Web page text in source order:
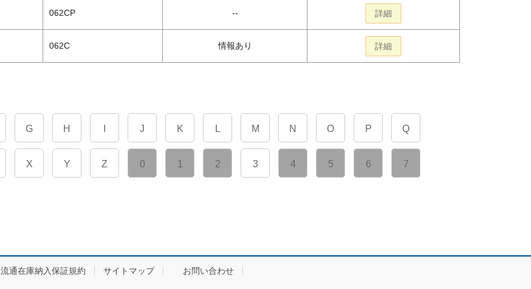
062CP -- 詳細
062C 情報あり 詳細
G H J K L M N O P Q
X Y Z 0 1 2 3 4 5 6 7
流通在庫納入保証規約 サイトマップ お問い合わせ